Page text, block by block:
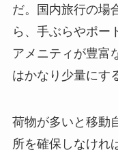
だ。国内旅行の場
ら、手ぶらやポー
アメニティが豊富
はかなり少量にす
荷物が多いと移動
所を確保しなけれ